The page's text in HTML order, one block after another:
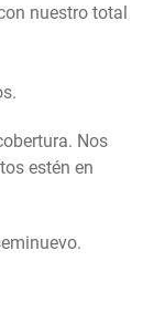
nuestro total
Nos
estén en